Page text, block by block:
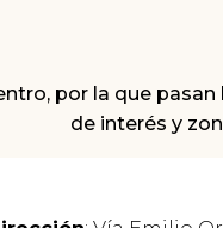
por la que
de interés y